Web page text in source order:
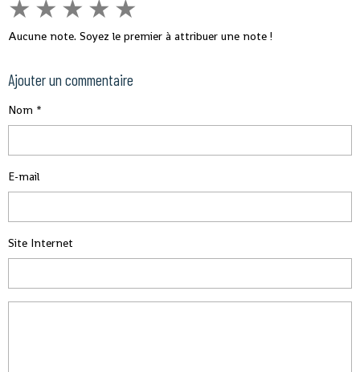
★ ★ ★ ★ ★
Aucune note. Soyez le premier à attribuer une note !
Ajouter un commentaire
Nom
E-mail
Site Internet